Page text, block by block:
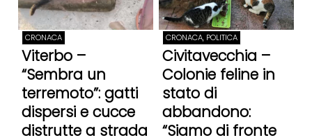
CRONACA
Viterbo –
“Sembra un
terremoto”: gatti
dispersi e cucce
distrutte a strada
CRONACA, POLITICA
Civitavecchia –
Colonie feline in
stato di
abbandono:
“Siamo di fronte